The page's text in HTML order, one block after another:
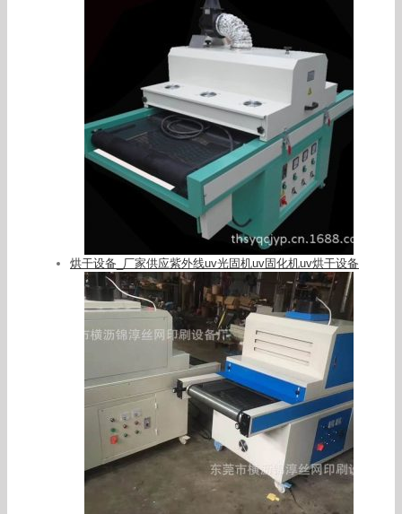
烘干设备_厂家供应紫外线uv光固机uv固化机uv烘干设备